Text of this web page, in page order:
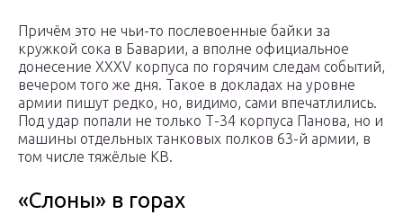
Причём это не чьи-то послевоенные байки за
кружкой сока в Баварии, а вполне официальное
донесение XXXV корпуса по горячим следам событий,
вечером того же дня. Такое в докладах на уровне
армии пишут редко, но, видимо, сами впечатлились.
Под удар попали не только Т-34 корпуса Панова, но и
машины отдельных танковых полков 63-й армии, в
том числе тяжёлые КВ.
«Слоны» в горах